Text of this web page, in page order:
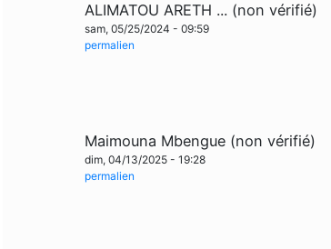
ALIMATOU ARETH ... (non vérifié)
sam, 05/25/2024 - 09:59
permalien
Maimouna Mbengue (non vérifié)
dim, 04/13/2025 - 19:28
permalien